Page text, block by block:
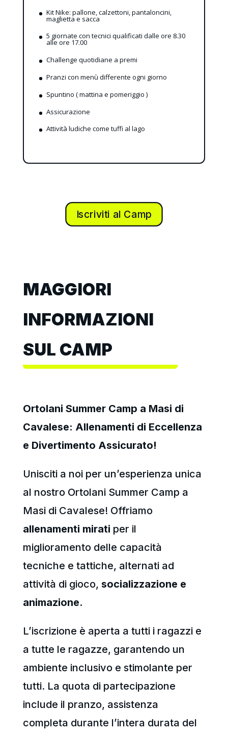
Kit Nike: pallone, calzettoni, pantaloncini,
maglietta e sacca
5 giornate con tecnici qualificati dalle ore 8.30
alle ore 17.00
Challenge quotidiane a premi
Pranzi con menù differente ogni giorno
Spuntino ( mattina e pomeriggio )
Assicurazione
Attività ludiche come tuffi al lago
Iscriviti al Camp
MAGGIORI
INFORMAZIONI
SUL CAMP
Ortolani Summer Camp a Masi di
Cavalese: Allenamenti di Eccellenza
e Divertimento Assicurato!
Unisciti a noi per un’esperienza unica
al nostro Ortolani Summer Camp a
Masi di Cavalese! Offriamo
allenamenti mirati per il
miglioramento delle capacità
tecniche e tattiche, alternati ad
attività di gioco, socializzazione e
animazione.
L’iscrizione è aperta a tutti i ragazzi e
a tutte le ragazze, garantendo un
ambiente inclusivo e stimolante per
tutti. La quota di partecipazione
include il pranzo, assistenza
completa durante l’intera durata del